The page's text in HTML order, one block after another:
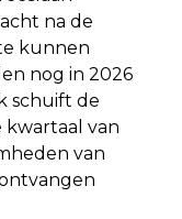
na de
kunnen
nog in 2026
schuift de
van
van